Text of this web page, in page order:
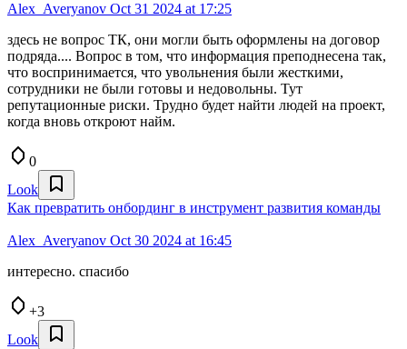
Alex_Averyanov Oct 31 2024 at 17:25
здесь не вопрос ТК, они могли быть оформлены на договор
подряда.... Вопрос в том, что информация преподнесена так,
что воспринимается, что увольнения были жесткими,
сотрудники не были готовы и недовольны. Тут
репутационные риски. Трудно будет найти людей на проект,
когда вновь откроют найм.
0
Look
Как превратить онбординг в инструмент развития команды
Alex_Averyanov Oct 30 2024 at 16:45
интересно. спасибо
+3
Look